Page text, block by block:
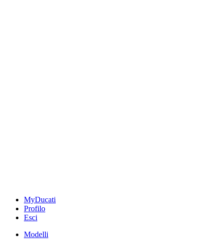
MyDucati
Profilo
Esci
Modelli